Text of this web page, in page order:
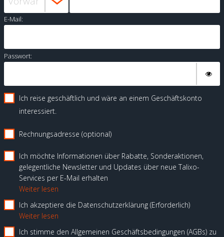
E-Mail:
Passwort:
Ich reise geschäftlich und wäre an einem Geschäftskonto
interessiert.
Rechnungsadresse (optional)
Ich möchte Informationen über Rabatte, Sonderaktionen,
gelegentliche Newsletter und Updates über neue Talixo-
Services per E-Mail erhalten
Weiter lesen
Ich akzeptiere die Datenschutzerklärung Erforderlich
Weiter lesen
Ich stimme den Allgemeinen Geschäftsbedingungen (AGBs) zu